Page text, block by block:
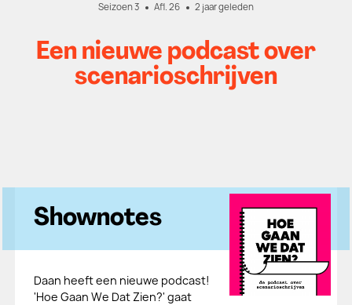
Seizoen 3 Afl. 26 2 jaar geleden
Een nieuwe podcast over
scenarioschrijven
Shownotes
Daan heeft een nieuwe podcast!
'Hoe Gaan We Dat Zien?' gaat